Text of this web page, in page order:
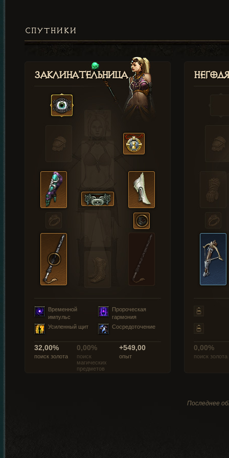
СПУТНИКИ
Заклинательница
Временной
импульс
Пророческая
гармония
Усиленный щит
Сосредоточение
32,00%
поиск золота
0,00%
поиск
магических
предметов
+549,00
опыт
0,00%
поиск золота
Последнее